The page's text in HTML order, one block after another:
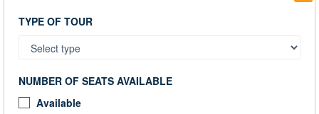
TYPE OF TOUR
NUMBER OF SEATS AVAILABLE
Available